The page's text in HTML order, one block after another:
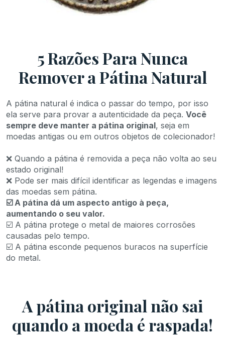
5 Razões Para Nunca
Remover a Pátina Natural
A pátina natural é indica o passar do tempo, por isso
ela serve para provar a autenticidade da peça. Você
sempre deve manter a pátina original, seja em
moedas antigas ou em outros objetos de colecionador!
❌ Quando a pátina é removida a peça não volta ao seu
estado original!
❌ Pode ser mais difícil identificar as legendas e imagens
das moedas sem pátina.
☑️ A pátina dá um aspecto antigo à peça,
aumentando o seu valor.
☑️ A pátina protege o metal de maiores corrosões
causadas pelo tempo.
☑️ A pátina esconde pequenos buracos na superfície
do metal.
A pátina original não sai
quando a moeda é raspada!